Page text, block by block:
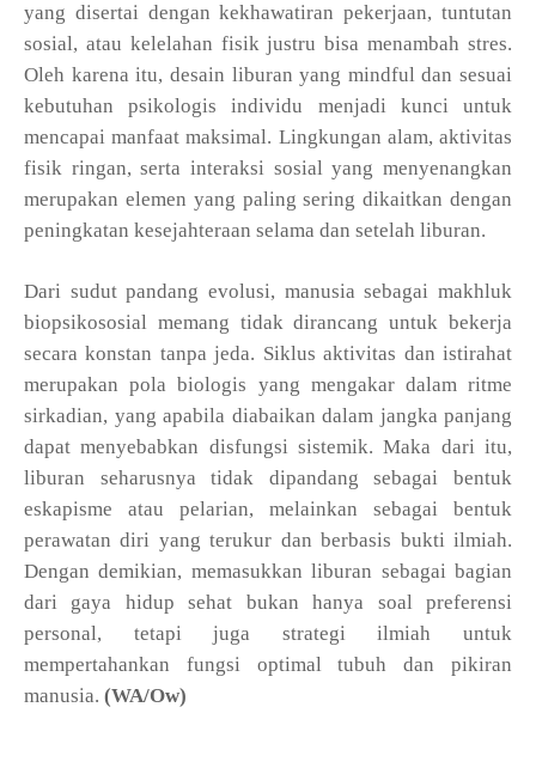
yang disertai dengan kekhawatiran pekerjaan, tuntutan
sosial, atau kelelahan fisik justru bisa menambah stres.
Oleh karena itu, desain liburan yang mindful dan sesuai
kebutuhan psikologis individu menjadi kunci untuk
mencapai manfaat maksimal. Lingkungan alam, aktivitas
fisik ringan, serta interaksi sosial yang menyenangkan
merupakan elemen yang paling sering dikaitkan dengan
peningkatan kesejahteraan selama dan setelah liburan.
Dari sudut pandang evolusi, manusia sebagai makhluk
biopsikososial memang tidak dirancang untuk bekerja
secara konstan tanpa jeda. Siklus aktivitas dan istirahat
merupakan pola biologis yang mengakar dalam ritme
sirkadian, yang apabila diabaikan dalam jangka panjang
dapat menyebabkan disfungsi sistemik. Maka dari itu,
liburan seharusnya tidak dipandang sebagai bentuk
eskapisme atau pelarian, melainkan sebagai bentuk
perawatan diri yang terukur dan berbasis bukti ilmiah.
Dengan demikian, memasukkan liburan sebagai bagian
dari gaya hidup sehat bukan hanya soal preferensi
personal, tetapi juga strategi ilmiah untuk
mempertahankan fungsi optimal tubuh dan pikiran
manusia. (WA/Ow)